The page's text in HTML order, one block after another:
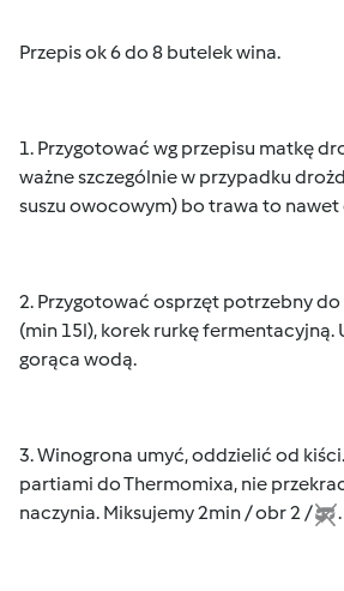
Przepis ok 6 do 8 butelek wina.
1. Przygotować wg przepisu matkę
ważne szczególnie w przypadku
suszu owocowym) bo trawa to nawet
2. Przygotować osprzęt potrzebny
(min 15l), korek rurkę fermentacyjną.
gorąca wodą.
3. Winogrona umyć, oddzielić od
partiami do Thermomixa, nie
naczynia. Miksujemy 2min / obr 2 /
.